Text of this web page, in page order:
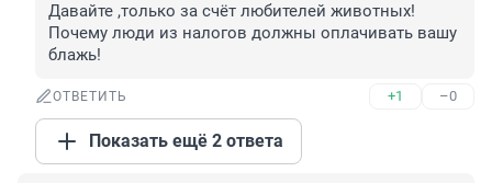
Давайте ,только за счёт любителей животных!
Почему люди из налогов должны оплачивать вашу
блажь!
ОТВЕТИТЬ +1 –0
Показать ещё 2 ответа